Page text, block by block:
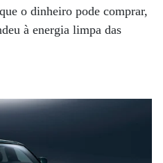
o dinheiro pode comprar,
à energia limpa das